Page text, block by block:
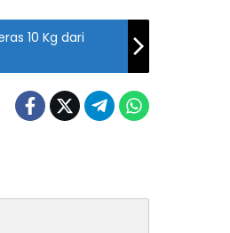
10 Kg dari